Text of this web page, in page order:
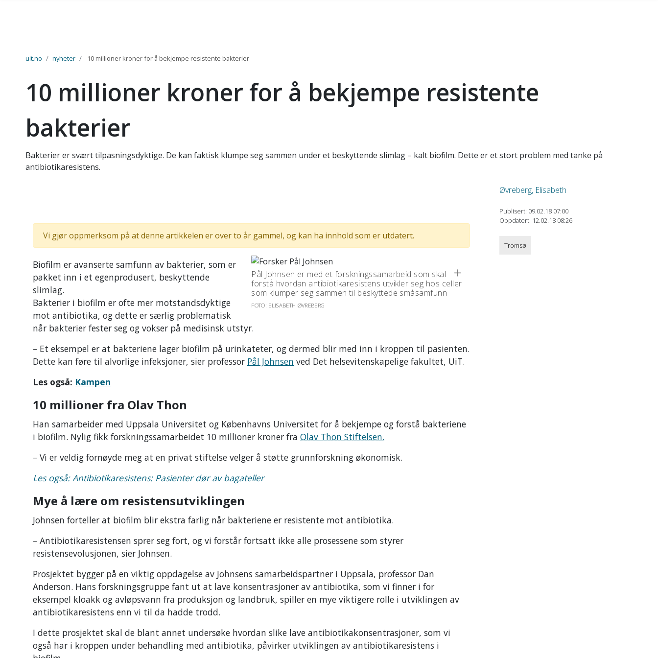
Gå til hovedinnhold
uit.no nyheter 10 millioner kroner for å bekjempe resistente bakterier
10 millioner kroner for å bekjempe resistente
bakterier
Bakterier er svært tilpasningsdyktige. De kan faktisk klumpe seg sammen under et beskyttende slimlag – kalt biofilm. Dette er et stort problem med tanke på
antibiotikaresistens.
Øvreberg, Elisabeth
Publisert: 09.02.18 07:00
Oppdatert: 12.02.18 08:26
Tromsø
Vi gjør oppmerksom på at denne artikkelen er over to år gammel, og kan ha innhold som er utdatert.
Pål Johnsen er med et forskningssamarbeid som skal
forstå hvordan antibiotikaresistens utvikler seg hos celler
som klumper seg sammen til beskyttede småsamfunn
FOTO: ELISABETH ØVREBERG
Biofilm er avanserte samfunn av bakterier, som er
pakket inn i et egenprodusert, beskyttende
slimlag.
Bakterier i biofilm er ofte mer motstandsdyktige
mot antibiotika, og dette er særlig problematisk
når bakterier fester seg og vokser på medisinsk utstyr.
– Et eksempel er at bakteriene lager biofilm på urinkateter, og dermed blir med inn i kroppen til pasienten.
Dette kan føre til alvorlige infeksjoner, sier professor Pål Johnsen ved Det helsevitenskapelige fakultet, UiT.
Les også: Kampen
10 millioner fra Olav Thon
Han samarbeider med Uppsala Universitet og Københavns Universitet for å bekjempe og forstå bakteriene
i biofilm. Nylig fikk forskningssamarbeidet 10 millioner kroner fra Olav Thon Stiftelsen.
– Vi er veldig fornøyde meg at en privat stiftelse velger å støtte grunnforskning økonomisk.
Les også: Antibiotikaresistens: Pasienter dør av bagateller
Mye å lære om resistensutviklingen
Johnsen forteller at biofilm blir ekstra farlig når bakteriene er resistente mot antibiotika.
– Antibiotikaresistensen sprer seg fort, og vi forstår fortsatt ikke alle prosessene som styrer
resistensevolusjonen, sier Johnsen.
Prosjektet bygger på en viktig oppdagelse av Johnsens samarbeidspartner i Uppsala, professor Dan
Anderson. Hans forskningsgruppe fant ut at lave konsentrasjoner av antibiotika, som vi finner i for
eksempel kloakk og avløpsvann fra produksjon og landbruk, spiller en mye viktigere rolle i utviklingen av
antibiotikaresistens enn vi til da hadde trodd.
I dette prosjektet skal de blant annet undersøke hvordan slike lave antibiotikakonsentrasjoner, som vi
også har i kroppen under behandling med antibiotika, påvirker utviklingen av antibiotikaresistens i